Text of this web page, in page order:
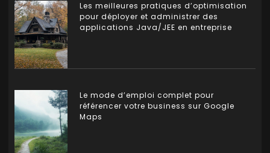
Les meilleures pratiques d’optimisation
pour déployer et administrer des
applications Java/JEE en entreprise
Le mode d’emploi complet pour
référencer votre business sur Google
Maps